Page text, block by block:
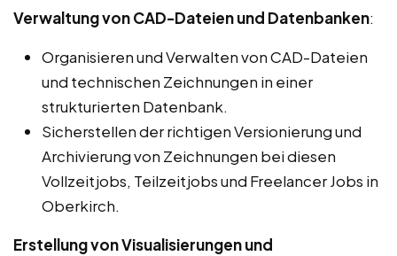
Verwaltung von CAD-Dateien und Datenbanken:
Organisieren und Verwalten von CAD-Dateien
und technischen Zeichnungen in einer
strukturierten Datenbank.
Sicherstellen der richtigen Versionierung und
Archivierung von Zeichnungen bei diesen
Vollzeitjobs, Teilzeitjobs und Freelancer Jobs in
Oberkirch.
Erstellung von Visualisierungen und